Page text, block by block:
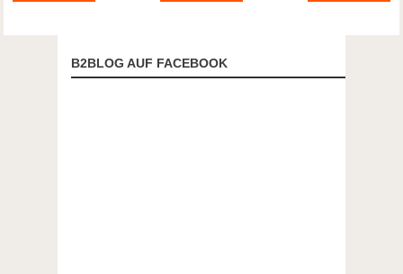
B2BLOG AUF FACEBOOK